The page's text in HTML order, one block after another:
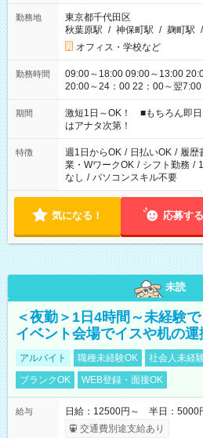
勤務地
東京都千代田区
秋葉原駅 / 神保町駅 / 麹町駅 /
オフィス・学校など
勤務時間
09:00～18:00 09:00～13:00
20:00～24：00 22：00～翌7:00 …
シフトもございます！ お気軽に
期間
激短1日～OK！ ■もちろん即
はアナタ次第！
特徴 週1日からOK / 日払いOK / 履歴
業・WワークOK / シフト勤務 /
なし / パソコンスキル不要
気になる！ 応募する
未読
＜夜勤＞1日4時間～未経験
イベント会場でイスや机の
アルバイト 職種未経験OK 社会人未経
ブランクOK
WEB登録・面接OK
給与
日給：12500円～ 半日：5000
交通費別途支給あり